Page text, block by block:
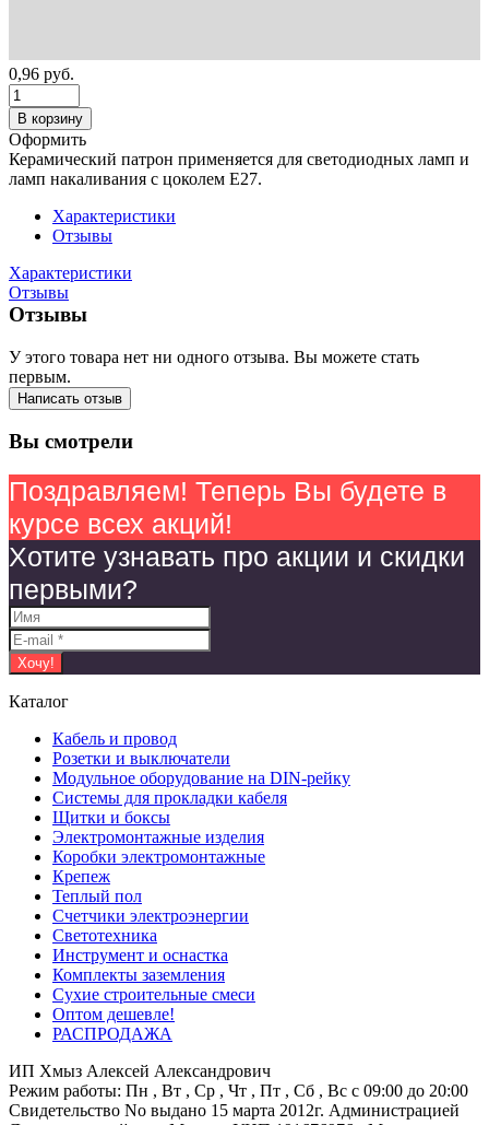
0,96 руб.
В корзину
Оформить
Керамический патрон применяется для светодиодных ламп и
ламп накаливания с цоколем Е27.
Характеристики
Отзывы
Характеристики
Отзывы
Отзывы
У этого товара нет ни одного отзыва. Вы можете стать
первым.
Написать отзыв
Вы смотрели
Поздравляем! Теперь Вы будете в
курсе всех акций!
Хотите узнавать про акции и скидки
первыми?
Каталог
Кабель и провод
Розетки и выключатели
Модульное оборудование на DIN-рейку
Системы для прокладки кабеля
Щитки и боксы
Электромонтажные изделия
Коробки электромонтажные
Крепеж
Теплый пол
Счетчики электроэнергии
Светотехника
Инструмент и оснастка
Комплекты заземления
Сухие строительные смеси
Оптом дешевле!
РАСПРОДАЖА
ИП Хмыз Алексей Александрович
Режим работы: Пн , Вт , Ср , Чт , Пт , Сб , Вс c 09:00 до 20:00
Свидетельство No выдано 15 марта 2012г. Администрацией